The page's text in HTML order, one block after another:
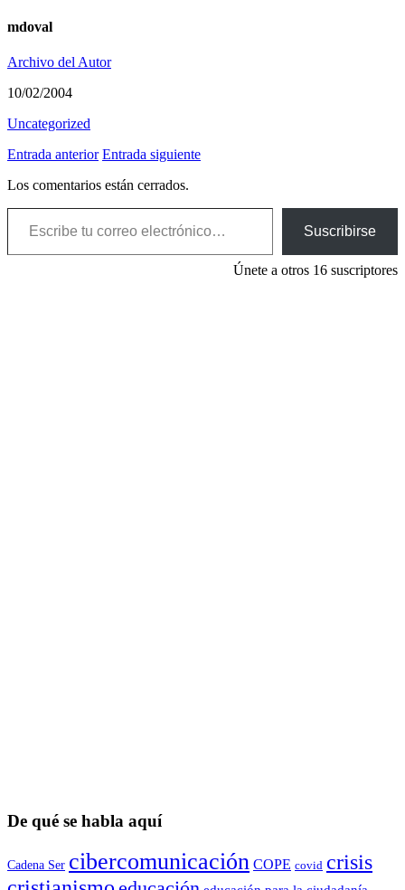
mdoval
Archivo del Autor
10/02/2004
Uncategorized
Entrada anterior Entrada siguiente
Los comentarios están cerrados.
Escribe tu correo electrónico…
Suscribirse
Únete a otros 16 suscriptores
De qué se habla aquí
Cadena Ser cibercomunicación COPE covid crisis